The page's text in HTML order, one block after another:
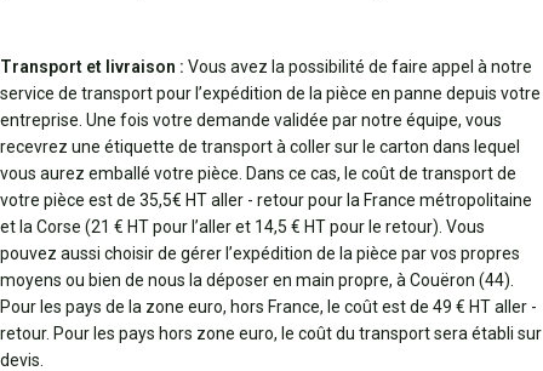
Transport et livraison : Vous avez la possibilité de faire appel à notre
service de transport pour l’expédition de la pièce en panne depuis votre
entreprise. Une fois votre demande validée par notre équipe, vous
recevrez une étiquette de transport à coller sur le carton dans lequel
vous aurez emballé votre pièce. Dans ce cas, le coût de transport de
votre pièce est de 35,5€ HT aller - retour pour la France métropolitaine
et la Corse (21 € HT pour l’aller et 14,5 € HT pour le retour). Vous
pouvez aussi choisir de gérer l’expédition de la pièce par vos propres
moyens ou bien de nous la déposer en main propre, à Couëron (44).
Pour les pays de la zone euro, hors France, le coût est de 49 € HT aller -
retour. Pour les pays hors zone euro, le coût du transport sera établi sur
devis.